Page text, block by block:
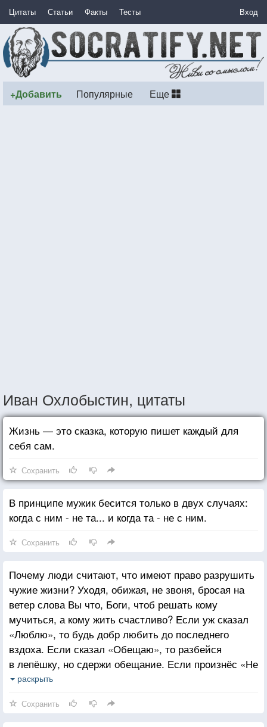
Цитаты Статьи Факты Тесты Вход
+Добавить Популярные Еще
Иван Охлобыстин, цитаты
Жизнь — это сказка, которую пишет каждый для
себя сам.
Сохранить
В принципе мужик бесится только в двух случаях:
когда с ним - не та... и когда та - не с ним.
Сохранить
Почему люди считают, что имеют право разрушить
чужие жизни? Уходя, обижая, не звоня, бросая на
ветер слова Вы что, Боги, чтоб решать кому
мучиться, а кому жить счастливо? Если уж сказал
«Люблю», то будь добр любить до последнего
вздоха. Если сказал «Обещаю», то разбейся
в лепёшку, но сдержи обещание. Если произнёс «Не
отпущу», то сделай всё, чтоб остаться. В противном
равноценно нулю и не имеет значения?
раскрыть
Сохранить